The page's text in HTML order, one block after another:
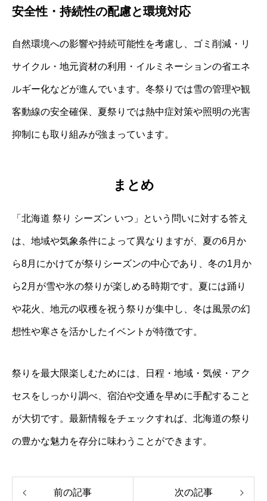
安全性・持続性の配慮と環境対応
自然環境への影響や持続可能性を考慮し、ゴミ削減・リ
サイクル・地元資材の利用・イルミネーションの省エネ
ルギー化などが進んでいます。冬祭りでは雪の管理や観
客動線の安全確保、夏祭りでは熱中症対策や照明の光害
抑制にも取り組みが強まっています。
まとめ
「北海道 祭り シーズン いつ」という問いに対する答え
は、地域や気象条件によって異なりますが、夏の6月か
ら8月にかけてが祭りシーズンの中心であり、冬の1月か
ら2月が雪や氷の祭りが楽しめる時期です。夏には踊り
や花火、地元の収穫を祝う祭りが集中し、冬は風景の幻
想性や寒さを活かしたイベントが特徴です。
祭りを最大限楽しむためには、日程・地域・気候・アク
セスをしっかり調べ、宿泊や交通を早めに手配すること
が大切です。最新情報をチェックすれば、北海道の祭り
の豊かな魅力を存分に味わうことができます。
前の記事 次の記事